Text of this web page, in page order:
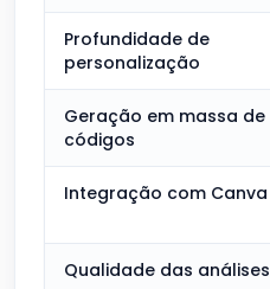
Profundidade de
personalização
Geração em massa de
códigos
Integração com Canva
Qualidade das análises